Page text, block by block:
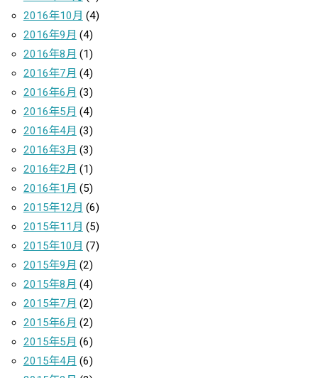
2016年10月 (4)
2016年9月 (4)
2016年8月 (1)
2016年7月 (4)
2016年6月 (3)
2016年5月 (4)
2016年4月 (3)
2016年3月 (3)
2016年2月 (1)
2016年1月 (5)
2015年12月 (6)
2015年11月 (5)
2015年10月 (7)
2015年9月 (2)
2015年8月 (4)
2015年7月 (2)
2015年6月 (2)
2015年5月 (6)
2015年4月 (6)